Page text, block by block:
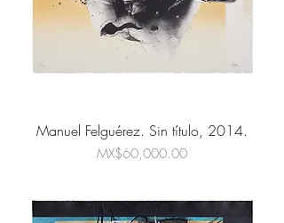
Manuel Felguérez. Sin título, 2014.
Price
MX$60,000.00